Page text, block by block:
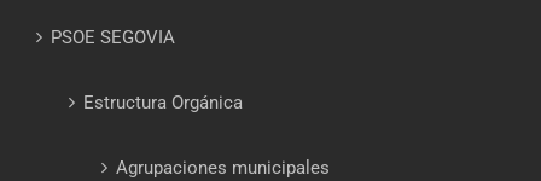
PSOE SEGOVIA
Estructura Orgánica
Agrupaciones municipales